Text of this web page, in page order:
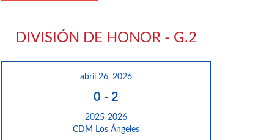
DIVISIÓN DE HONOR - G.2
abril 26, 2026
0 - 2
2025-2026
CDM Los Ángeles